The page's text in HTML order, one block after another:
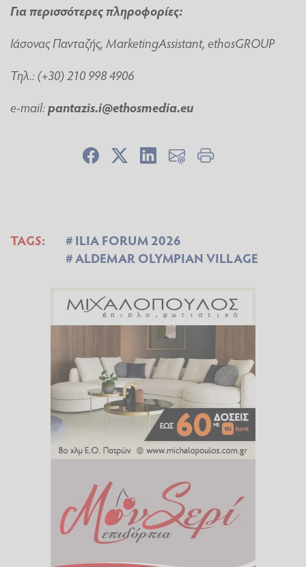
Για περισσότερες πληροφορίες:
ΙάσοναςΠανταζής,MarketingAssistant,ethosGROUP
Τηλ.: (+30) 210 998 4906
e-mail:pantazis.i@ethosmedia.eu
TAGS:
ILIA FORUM 2026
ALDEMAR OLYMPIAN VILLAGE